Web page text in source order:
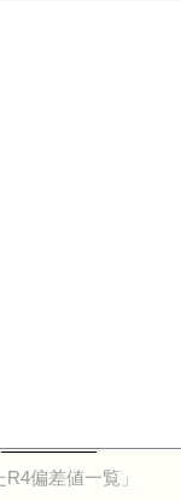
偏差値一覧」